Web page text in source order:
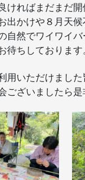
ければまだまだ開
出かけや８月天
自然でワイワイ
待ちしております
用いただけました
ございましたら